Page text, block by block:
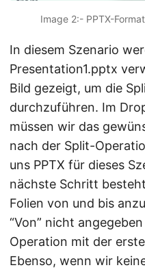
Image 2:- PPTX-
In diesem Szenario
Presentation1.pptx
Bild gezeigt, um die
durchzuführen. Im
müssen wir das
nach der Split-
uns PPTX für dieses
nächste Schritt
Folien von und bis
“Von” nicht
Operation mit der
Ebenso, wenn wir